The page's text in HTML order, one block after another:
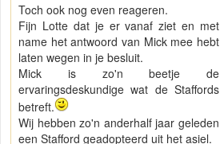
Toch ook nog even reageren.
Fijn Lotte dat je er vanaf ziet en met
name het antwoord van Mick mee hebt
laten wegen in je besluit.
Mick is zo'n beetje de
ervaringsdeskundige wat de Staffords
betreft.
Wij hebben zo'n anderhalf jaar geleden
een Stafford geadopteerd uit het asiel.